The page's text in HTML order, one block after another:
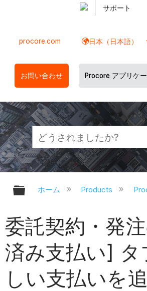
サポート
procore.com 日本（日本語）
お問い合わせ Procore アプリケ
グローバル階層を展
ホーム Products
委託契約・発
済み支払い] タ
しい支払いを